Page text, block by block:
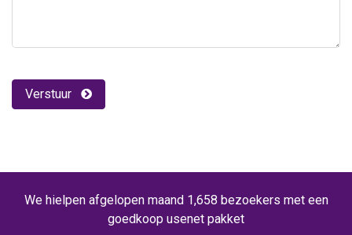
Verstuur
We hielpen afgelopen maand 1,658 bezoekers met een
goedkoop usenet pakket